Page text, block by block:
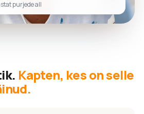
purjede all
Kapten, kes on selle